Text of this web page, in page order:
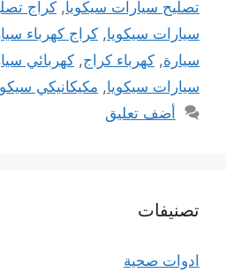
تصليح سيارات سيكويا, كراج
سيارات سيكويا, كراج كهرباء
سيارة, كهرباء كراج, كهربائي
سيارات سيكويا, مكيكانيكي
أضف تعليق
تصنيفات
ادوات صحية